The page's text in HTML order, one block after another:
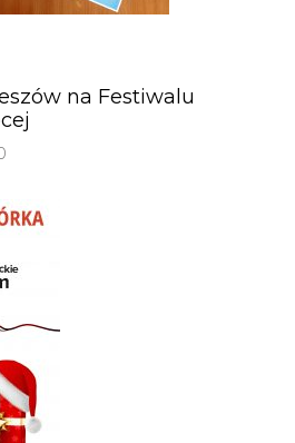
na Festiwalu